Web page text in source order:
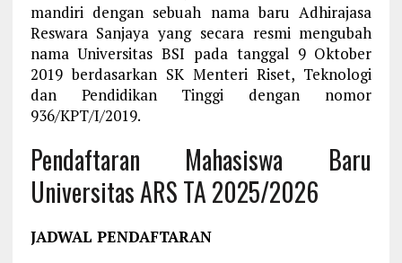
mandiri dengan sebuah nama baru Adhirajasa
Reswara Sanjaya yang secara resmi mengubah
nama Universitas BSI pada tanggal 9 Oktober
2019 berdasarkan SK Menteri Riset, Teknologi
dan Pendidikan Tinggi dengan nomor
936/KPT/I/2019.
Pendaftaran Mahasiswa Baru
Universitas ARS TA 2025/2026
JADWAL PENDAFTARAN